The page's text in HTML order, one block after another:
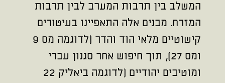
המשלב בין תרבות המערב לבין תרבות
המזרח. מבנים אלה התאפיינו בעיטורים
קישוטיים מלאי הוד והדר (לדוגמה מס 9
ומס 27), תוך חיפוש אחר סגנון עברי
ומוטיבים יהודיים (לדוגמה ביאליק 22